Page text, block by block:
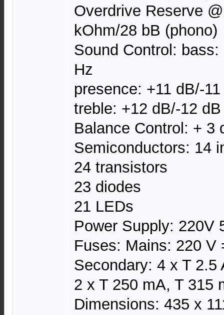
Overdrive Reserve
kOhm/28 bB (phono)
Sound Control:
Hz
presence: +11 dB/-
treble: +12 dB/-12
Balance Control: + 3
Semiconductors: 14
24 transistors
23 diodes
21 LEDs
Power Supply: 220V
Fuses: Mains: 220 V
Secondary: 4 x T 2.5
2 x T 250 mA, T 315
Dimensions: 435 x